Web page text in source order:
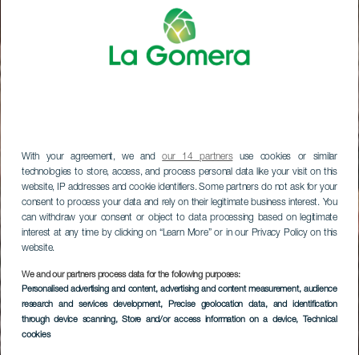
With your agreement, we andour 14 partnersuse cookies or similar
technologies to store, access, and process personal data like your visit on this
website, IP addresses and cookie identifiers. Some partners do not ask for your
consent to process your data and rely on their legitimate business interest. You
can withdraw your consent or object to data processing based on legitimate
interest at any time by clicking on “Learn More” or in our Privacy Policy on this
website.
We and our partners process data for the following purposes:
Personalised advertising and content, advertising and content measurement, audience
research and services development, Precise geolocation data, and identification
through device scanning, Store and/or access information on a device, Technical
cookies